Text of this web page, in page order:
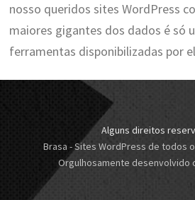
nosso queridos sites WordPress
maiores gigantes dos dados é só
ferramentas disponibilizadas por
Alguns direitos
Brasa - Sites WordPress de todos
Orgulhosamente desenvolvido